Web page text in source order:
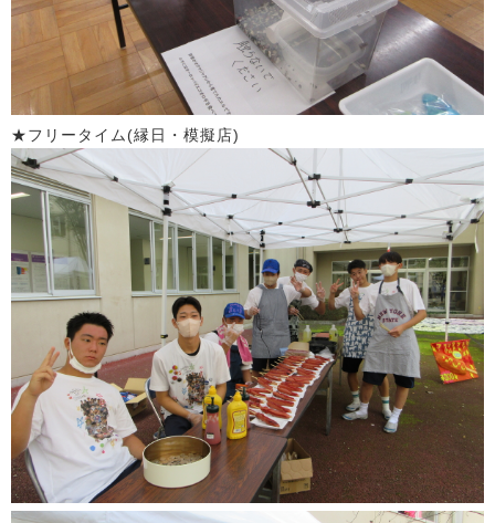
★フリータイム(縁日・模擬店)